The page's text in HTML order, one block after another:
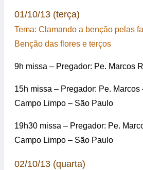
01/10/13 (terça)
Tema: Clamando a benção pelas
Benção das flores e terços
9h missa – Pregador: Pe. Marcos
15h missa – Pregador: Pe. Marcos
Campo Limpo – São Paulo
19h30 missa – Pregador: Pe.
Campo Limpo – São Paulo
02/10/13 (quarta)